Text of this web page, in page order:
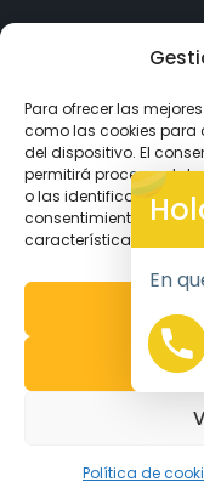
Para ofrecer las
como las cookies
del dispositivo. El
permitirá procesar
o las identificaciones
consentimiento, puede
características y
Política de
Copyright © 2026
Tienda Mi
En
UTILIZA NUESTRO CUPÓN